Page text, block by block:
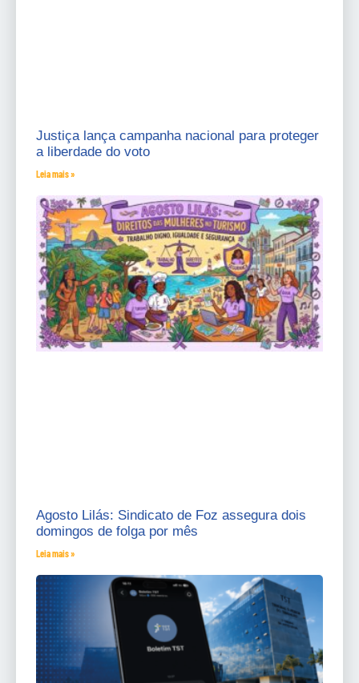
Justiça lança campanha nacional para proteger
a liberdade do voto
Leia mais »
Agosto Lilás: Sindicato de Foz assegura dois
domingos de folga por mês
Leia mais »